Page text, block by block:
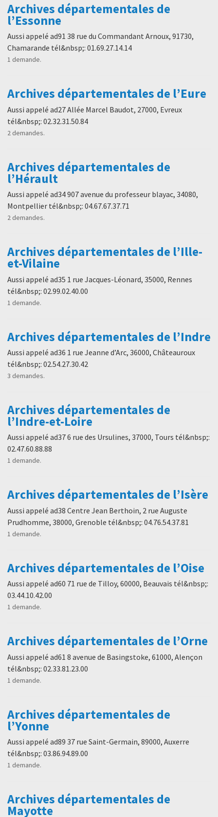
Archives départementales de
l’Essonne
Aussi appelé ad91 38 rue du Commandant Arnoux, 91730,
Chamarande tél&nbsp;: 01.69.27.14.14
1 demande.
Archives départementales de l’Eure
Aussi appelé ad27 Allée Marcel Baudot, 27000, Evreux
tél&nbsp;: 02.32.31.50.84
2 demandes.
Archives départementales de
l’Hérault
Aussi appelé ad34 907 avenue du professeur blayac, 34080,
Montpellier tél&nbsp;: 04.67.67.37.71
2 demandes.
Archives départementales de l’Ille-
et-Vilaine
Aussi appelé ad35 1 rue Jacques-Léonard, 35000, Rennes
tél&nbsp;: 02.99.02.40.00
1 demande.
Archives départementales de l’Indre
Aussi appelé ad36 1 rue Jeanne d’Arc, 36000, Châteauroux
tél&nbsp;: 02.54.27.30.42
3 demandes.
Archives départementales de
l’Indre-et-Loire
Aussi appelé ad37 6 rue des Ursulines, 37000, Tours tél&nbsp;:
02.47.60.88.88
1 demande.
Archives départementales de l’Isère
Aussi appelé ad38 Centre Jean Berthoin, 2 rue Auguste
Prudhomme, 38000, Grenoble tél&nbsp;: 04.76.54.37.81
1 demande.
Archives départementales de l’Oise
Aussi appelé ad60 71 rue de Tilloy, 60000, Beauvais tél&nbsp;:
03.44.10.42.00
1 demande.
Archives départementales de l’Orne
Aussi appelé ad61 8 avenue de Basingstoke, 61000, Alençon
tél&nbsp;: 02.33.81.23.00
1 demande.
Archives départementales de
l’Yonne
Aussi appelé ad89 37 rue Saint-Germain, 89000, Auxerre
tél&nbsp;: 03.86.94.89.00
1 demande.
Archives départementales de
Mayotte